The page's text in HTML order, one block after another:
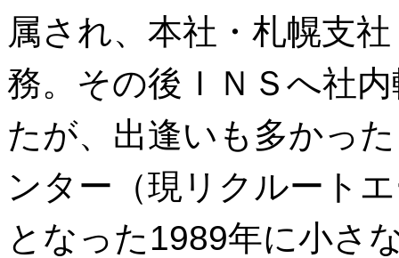
属され、本社・札幌支
務。その後ＩＮＳへ社
たが、出逢いも多かっ
ンター（現リクルート
となった1989年に小さ